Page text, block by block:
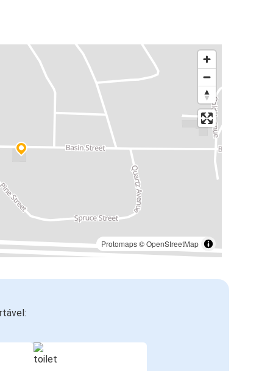
Protomaps©OpenStreetMap